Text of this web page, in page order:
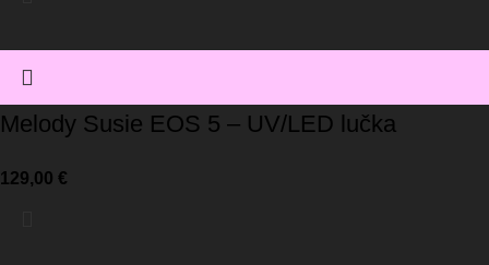
Melody Susie EOS 5 – UV/LED lučka
129,00 €